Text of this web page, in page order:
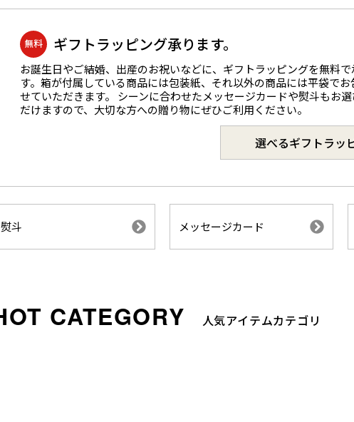
無料 ギフトラッピング承ります。
お誕生日やご結婚、出産のお祝いなどに、ギフトラッピングを無料で
す。箱が付属している商品には包装紙、それ以外の商品には平袋でお
せていただきます。 シーンに合わせたメッセージカードや熨斗もお
だけますので、大切な方への贈り物にぜひご利用ください。
選べるギフトラッ
熨斗 メッセージカード
人気アイテムカテゴリ